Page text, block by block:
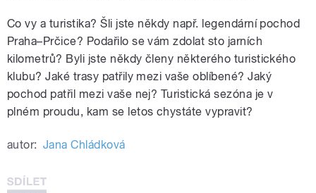
Co vy a turistika? Šli jste někdy např. legendární pochod
Praha–Prčice? Podařilo se vám zdolat sto jarních
kilometrů? Byli jste někdy členy některého turistického
klubu? Jaké trasy patřily mezi vaše oblíbené? Jaký
pochod patřil mezi vaše nej? Turistická sezóna je v
plném proudu, kam se letos chystáte vypravit?
autor: Jana Chládková